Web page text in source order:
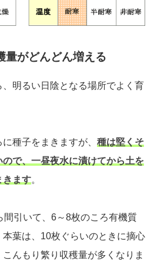
量がどんどん増える
明るい日陰となる場所でよく育
種子をまきますが、 種は堅くそ
で、一昼夜水に漬けてから土を
きます。
間引いて、6～8枚のころ有機質
葉は、10枚ぐらいのときに摘心
んもり繁り収穫量が多くなりま